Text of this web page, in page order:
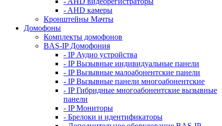
- AHD камеры
Кронштейны Мачты
Домофоны
Комплекты домофонов
BAS-IP Домофония
- IP Аудио устройства
- IP Вызывные индивидуальные панели
- IP Вызывные малоабонентские панели
- IP Вызывные панели многоабонентские
- IP Гибридные многоабонентские вызывные
панели
- IP Мониторы
- Брелоки и идентификаторы